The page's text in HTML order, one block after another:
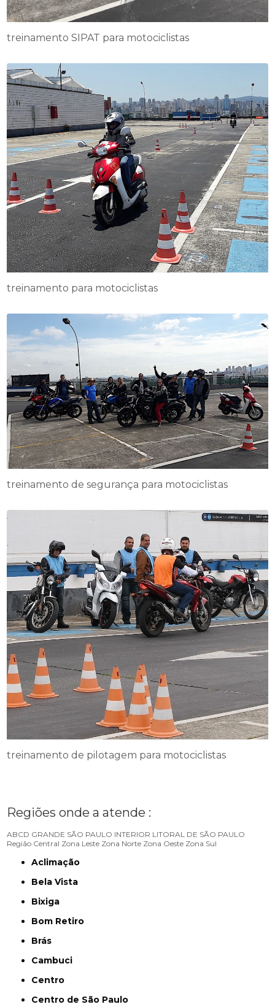
treinamento SIPAT para motociclistas
treinamento para motociclistas
treinamento de segurança para motociclistas
treinamento de pilotagem para motociclistas
Regiões onde a atende :
ABCD GRANDE SÃO PAULO INTERIOR LITORAL DE SÃO PAULO
Região Central Zona Leste Zona Norte Zona Oeste Zona Sul
Aclimação
Bela Vista
Bixiga
Bom Retiro
Brás
Cambuci
Centro
Centro de São Paulo